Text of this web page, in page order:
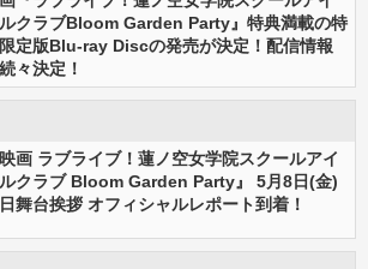
ルクラブBloom Garden Party』特典満載の特
定版Blu-ray Discの発売が決定！配信情報
々決定！
映画 ラブライブ！蓮ノ空女学院スクールアイ
ルクラブ Bloom Garden Party』 5月8日(金)
舞台挨拶 オフィシャルレポート到着！